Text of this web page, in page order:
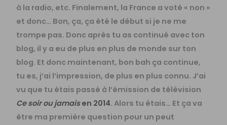
à la radio, etc. Finalement, la France a voté « non »
et donc… Bon, ça, ça été le début si je ne me
trompe pas. Donc après tu as continué avec ton
blog, il y a eu de plus en plus de monde sur ton
blog. Et donc maintenant, bon bah ça continue,
tu es, j’ai l’impression, de plus en plus connu. J’ai
vu que tu étais passé à l’émission de télévision
Ce soir ou jamaisen 2014. Alors tu étais… Et ça va
être ma première question pour un peut